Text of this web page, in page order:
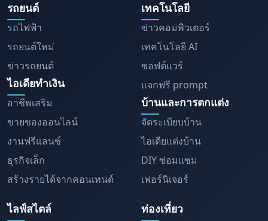
รถยนต์
รถไฟฟ้า
รถยนต์ใหม่
ข่าวรถยนต์
ไอเดียทำเงิน
อาชีพเสริม
ขายของออนไลน์
งานฟรีแลนซ์
ธุรกิจเล็ก
สร้างรายได้จากคอนเทนต์
เทคโนโลยี
ข่าวคอมพิวเตอร์
เทคโนโลยี AI
ซอฟต์แวร์
แจกฟรี prompt
บ้านและการตกแต่ง
จัดระเบียบบ้าน
ไอเดียแต่งบ้าน
DIY ซ่อมแซม
เฟอร์นิเจอร์
ไลฟ์สไตล์ ท่องเที่ยว